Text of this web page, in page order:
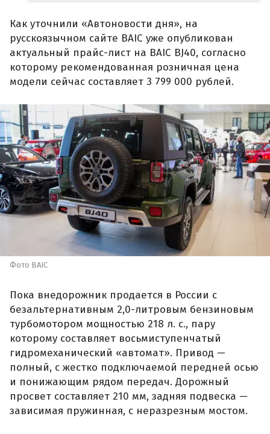
Как уточнили «Автоновости дня», на
русскоязычном сайте BAIC уже опубликован
актуальный прайс-лист на BAIC BJ40, согласно
которому рекомендованная розничная цена
модели сейчас составляет 3 799 000 рублей.
Фото BAIC
Пока внедорожник продается в России с
безальтернативным 2,0-литровым бензиновым
турбомотором мощностью 218 л. с., пару
которому составляет восьмиступенчатый
гидромеханический «автомат». Привод —
полный, с жестко подключаемой передней осью
и понижающим рядом передач. Дорожный
просвет составляет 210 мм, задняя подвеска —
зависимая пружинная, с неразрезным мостом.